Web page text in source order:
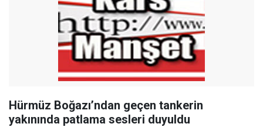
Hürmüz Boğazı’ndan geçen tankerin
yakınında patlama sesleri duyuldu